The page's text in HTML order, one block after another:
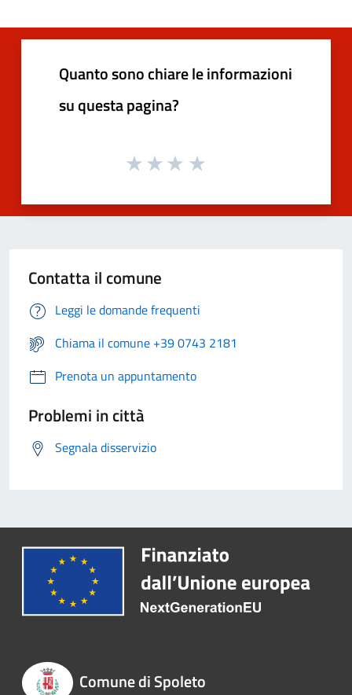
Quanto sono chiare le informazioni
su questa pagina?
Contatta il comune
Leggi le domande frequenti
Chiama il comune +39 0743 2181
Prenota un appuntamento
Problemi in città
Segnala disservizio
Comune di Spoleto